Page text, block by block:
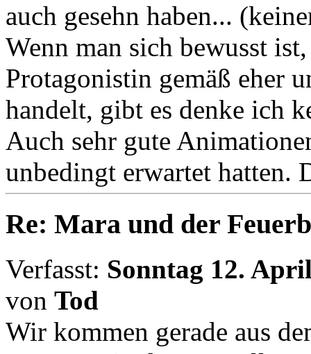
auch gesehn haben...
Wenn man sich bewusst
Protagonistin gemäß eher
handelt, gibt es denke ich
Auch sehr gute
unbedingt erwartet hatten.
Re: Mara und der
Verfasst: Sonntag 12.
von Tod
Wir kommen gerade aus